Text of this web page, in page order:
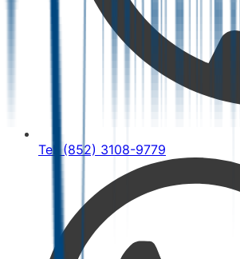
Tel: (852) 3108-9779